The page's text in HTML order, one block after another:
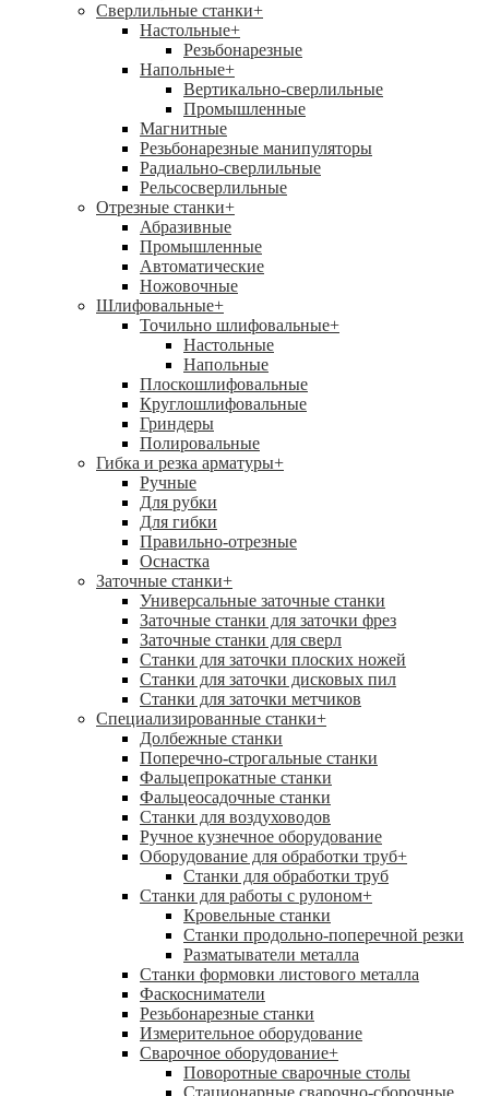
Сверлильные станки+
Настольные+
Резьбонарезные
Напольные+
Вертикально-сверлильные
Промышленные
Магнитные
Резьбонарезные манипуляторы
Радиально-сверлильные
Рельсосверлильные
Отрезные станки+
Абразивные
Промышленные
Автоматические
Ножовочные
Шлифовальные+
Точильно шлифовальные+
Настольные
Напольные
Плоскошлифовальные
Круглошлифовальные
Гриндеры
Полировальные
Гибка и резка арматуры+
Ручные
Для рубки
Для гибки
Правильно-отрезные
Оснастка
Заточные станки+
Универсальные заточные станки
Заточные станки для заточки фрез
Заточные станки для сверл
Станки для заточки плоских ножей
Станки для заточки дисковых пил
Станки для заточки метчиков
Специализированные станки+
Долбежные станки
Поперечно-строгальные станки
Фальцепрокатные станки
Фальцеосадочные станки
Станки для воздуховодов
Ручное кузнечное оборудование
Оборудование для обработки труб+
Станки для обработки труб
Станки для работы с рулоном+
Кровельные станки
Станки продольно-поперечной резки
Разматыватели металла
Станки формовки листового металла
Фаскосниматели
Резьбонарезные станки
Измерительное оборудование
Сварочное оборудование+
Поворотные сварочные столы
Стационарные сварочно-сборочные